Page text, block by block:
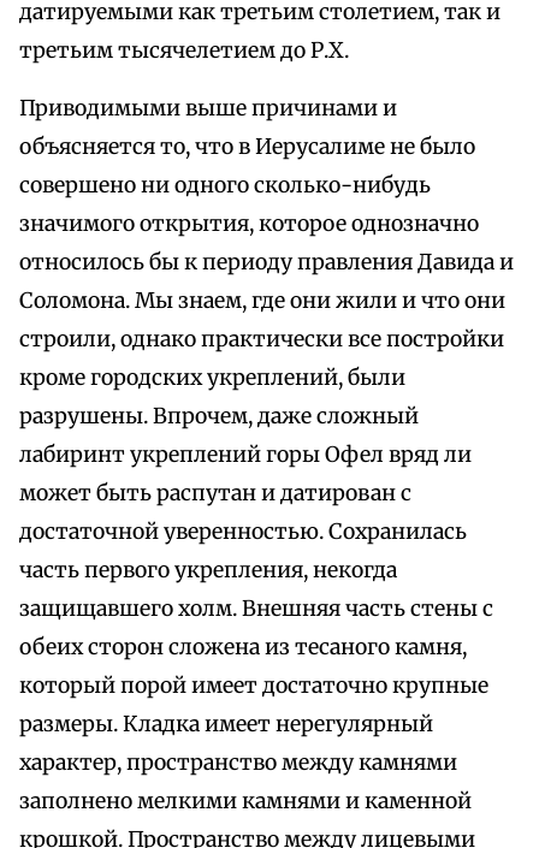
датируемыми как третьим столетием, так и
третьим тысячелетием до Р.Х.
Приводимыми выше причинами и
объясняется то, что в Иерусалиме не было
совершено ни одного сколько-нибудь
значимого открытия, которое однозначно
относилось бы к периоду правления Давида и
Соломона. Мы знаем, где они жили и что они
строили, однако практически все постройки
кроме городских укреплений, были
разрушены. Впрочем, даже сложный
лабиринт укреплений горы Офел вряд ли
может быть распутан и датирован с
достаточной уверенностью. Сохранилась
часть первого укрепления, некогда
защищавшего холм. Внешняя часть стены с
обеих сторон сложена из тесаного камня,
который порой имеет достаточно крупные
размеры. Кладка имеет нерегулярный
характер, пространство между камнями
заполнено мелкими камнями и каменной
крошкой. Пространство между лицевыми